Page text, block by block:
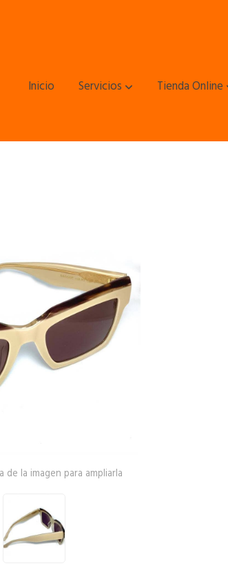
Inicio Servicios Tienda Online
la imagen para ampliarla